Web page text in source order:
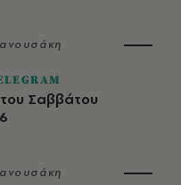
Σαββάτου